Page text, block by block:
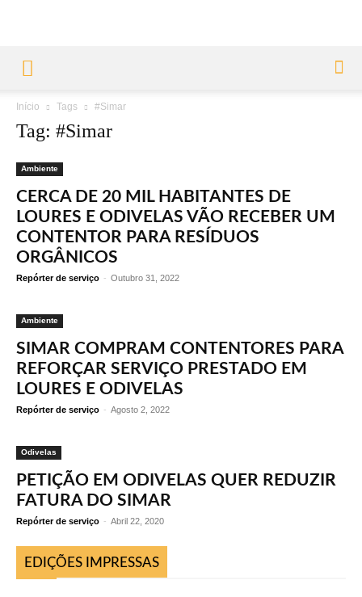
Início Tags #Simar
Tag: #Simar
Ambiente
CERCA DE 20 MIL HABITANTES DE
LOURES E ODIVELAS VÃO RECEBER UM
CONTENTOR PARA RESÍDUOS
ORGÂNICOS
Repórter de serviço - Outubro 31, 2022
Ambiente
SIMAR COMPRAM CONTENTORES PARA
REFORÇAR SERVIÇO PRESTADO EM
LOURES E ODIVELAS
Repórter de serviço - Agosto 2, 2022
Odivelas
PETIÇÃO EM ODIVELAS QUER REDUZIR
FATURA DO SIMAR
Repórter de serviço - Abril 22, 2020
EDIÇÕES IMPRESSAS